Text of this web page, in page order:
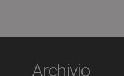
Archivio